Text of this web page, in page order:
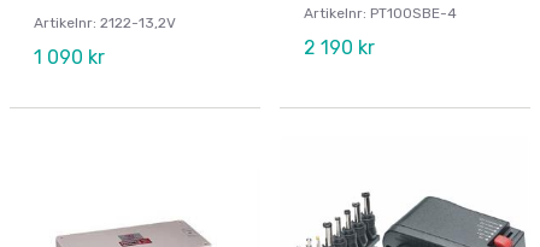
Artikelnr: 2122-13,2V
1 090 kr
Artikelnr: PT100SBE-4
2 190 kr